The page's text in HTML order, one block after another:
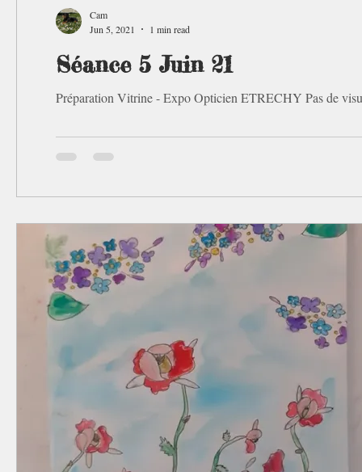
Cam
Jun 5, 2021
1 min read
Séance 5 Juin 21
Préparation Vitrine - Expo Opticien ETRECHY Pas de